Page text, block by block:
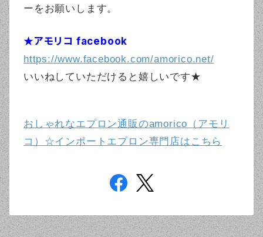
ーをお願いします。
★アモリコ facebook
https://www.facebook.com/amorico.net/
いいねしていただけると嬉しいです★
おしゃれなエプロン通販のamorico（アモリ
コ）☆インポートエプロン専門店はこちら